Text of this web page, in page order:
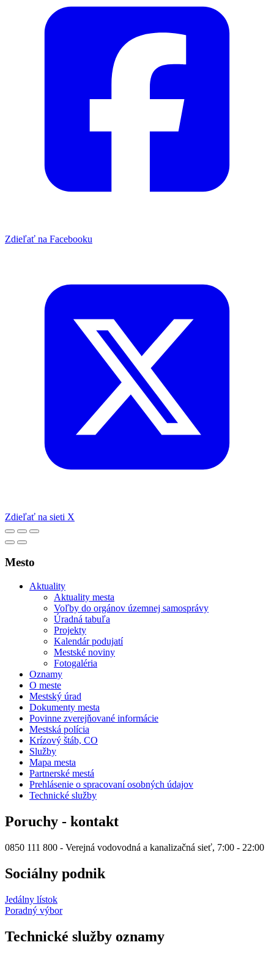
Zdieľať na Facebooku
Zdieľať na sieti X
Mesto
Aktuality
Aktuality mesta
Voľby do orgánov územnej samosprávy
Úradná tabuľa
Projekty
Kalendár podujatí
Mestské noviny
Fotogaléria
Oznamy
O meste
Mestský úrad
Dokumenty mesta
Povinne zverejňované informácie
Mestská polícia
Krízový štáb, CO
Služby
Mapa mesta
Partnerské mestá
Prehlásenie o spracovaní osobných údajov
Technické služby
Poruchy - kontakt
0850 111 800 - Verejná vodovodná a kanalizačná sieť, 7:00 - 22:00
Sociálny podnik
Jedálny lístok
Poradný výbor
Technické služby oznamy